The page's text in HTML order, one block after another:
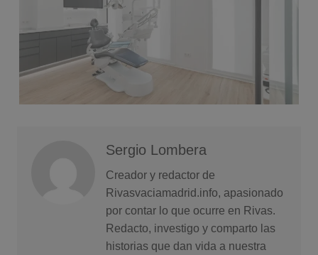
Sergio Lombera
Creador y redactor de
Rivasvaciamadrid.info, apasionado
por contar lo que ocurre en Rivas.
Redacto, investigo y comparto las
historias que dan vida a nuestra